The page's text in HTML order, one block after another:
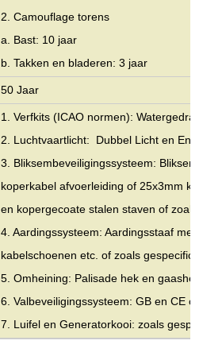
2. Camouflage torens
a. Bast: 10 jaar
b. Takken en bladeren: 3 jaar
50 Jaar
1. Verfkits (ICAO normen):
2. Luchtvaartlicht: Dubbel Licht en
3. Bliksembeveiligingssysteem:
koperkabel afvoerleiding of 25x3mm
en kopergecoate stalen staven of zoals
4. Aardingssysteem: Aardingsstaaf met
kabelschoenen etc. of zoals
5. Omheining: Palisade hek en
6. Valbeveiligingssysteem: GB en CE
7. Luifel en Generatorkooi: zoals